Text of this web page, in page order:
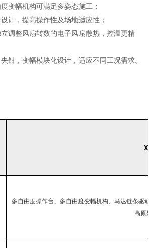
变幅机构可满足多姿态施工；
设计，提高操作性及场地适应性；
调整风扇转数的电子风扇散热，控温更精
钳，变幅模块化设计，适应不同工况需求。
多自由度操作台、多自由度变幅机构、马达链条驱动
高原型